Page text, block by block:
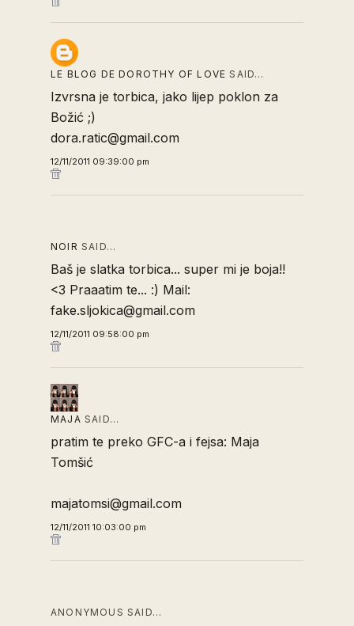
LE BLOG DE DOROTHY OF LOVE SAID…
Izvrsna je torbica, jako lijep poklon za
Božić ;)
dora.ratic@gmail.com
12/11/2011 09:39:00 pm
NOIR SAID…
Baš je slatka torbica... super mi je boja!!
<3 Praaatim te... :) Mail:
fake.sljokica@gmail.com
12/11/2011 09:58:00 pm
MAJA SAID…
pratim te preko GFC-a i fejsa: Maja
Tomšić
majatomsi@gmail.com
12/11/2011 10:03:00 pm
ANONYMOUS SAID…